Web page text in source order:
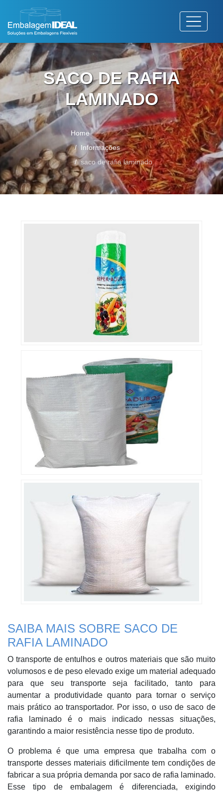
SACO DE RAFIA
LAMINADO
Home
Informações
saco de rafia laminado
SAIBA MAIS SOBRE SACO DE
RAFIA LAMINADO
O transporte de entulhos e outros materiais que são muito
volumosos e de peso elevado exige um material adequado
para que seu transporte seja facilitado, tanto para
aumentar a produtividade quanto para tornar o serviço
mais prático ao transportador. Por isso, o uso de saco de
rafia laminado é o mais indicado nessas situações,
garantindo a maior resistência nesse tipo de produto.
O problema é que uma empresa que trabalha com o
transporte desses materiais dificilmente tem condições de
fabricar a sua própria demanda por saco de rafia laminado.
Esse tipo de embalagem é diferenciada, exigindo